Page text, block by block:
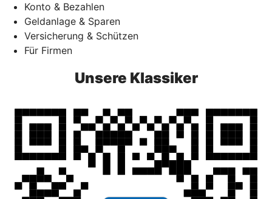
Konto & Bezahlen
Geldanlage & Sparen
Versicherung & Schützen
Für Firmen
Unsere Klassiker